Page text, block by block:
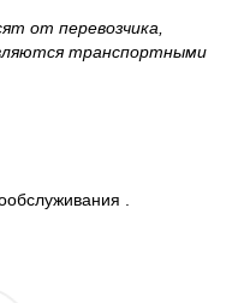
от перевозчика,
транспортными
.